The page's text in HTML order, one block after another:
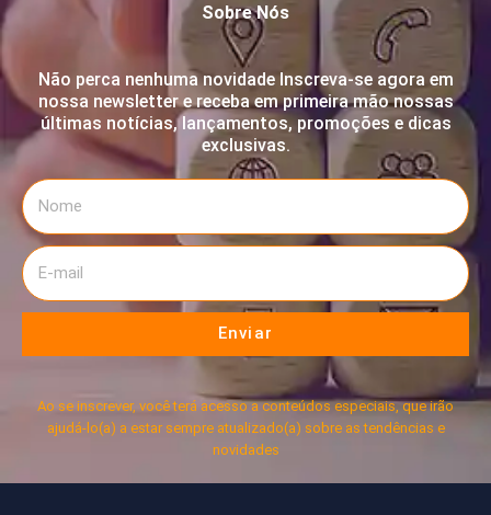
Sobre Nós
Não perca nenhuma novidade Inscreva-se agora em
nossa newsletter e receba em primeira mão nossas
últimas notícias, lançamentos, promoções e dicas
exclusivas.
Enviar
Ao se inscrever, você terá acesso a conteúdos especiais, que irão
ajudá-lo(a) a estar sempre atualizado(a) sobre as tendências e
novidades